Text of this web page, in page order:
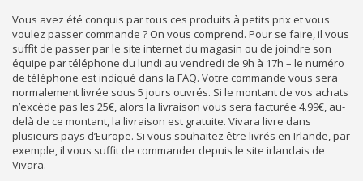
Vous avez été conquis par tous ces produits à petits prix et vous
voulez passer commande ? On vous comprend. Pour se faire, il vous
suffit de passer par le site internet du magasin ou de joindre son
équipe par téléphone du lundi au vendredi de 9h à 17h – le numéro
de téléphone est indiqué dans la FAQ. Votre commande vous sera
normalement livrée sous 5 jours ouvrés. Si le montant de vos achats
n’excède pas les 25€, alors la livraison vous sera facturée 4.99€, au-
delà de ce montant, la livraison est gratuite. Vivara livre dans
plusieurs pays d’Europe. Si vous souhaitez être livrés en Irlande, par
exemple, il vous suffit de commander depuis le site irlandais de
Vivara.